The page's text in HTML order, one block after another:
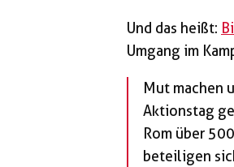
Und das heißt:
Umgang im
Mut machen
Aktionstag
Rom über
beteiligen